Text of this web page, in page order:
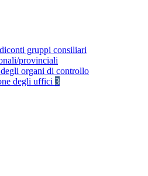
gruppi consiliari
provinciali
organi di controllo
degli uffici 3